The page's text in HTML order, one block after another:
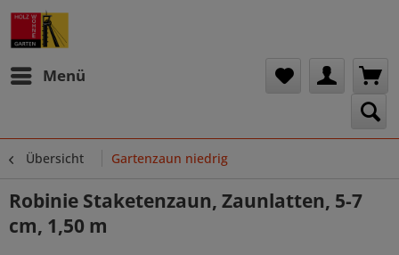
Menü
Übersicht Gartenzaun niedrig
Robinie Staketenzaun, Zaunlatten, 5-7
cm, 1,50 m